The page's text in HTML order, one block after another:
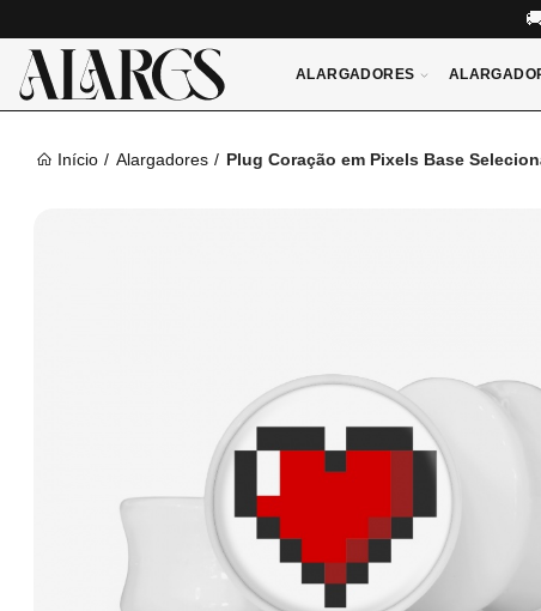
ALARGADORES
Início Alargadores Plug Coração em Pixels Base